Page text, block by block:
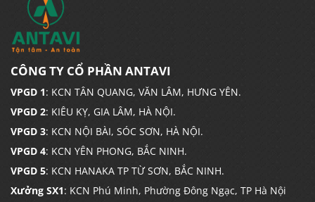
CÔNG TY CỔ PHẦN ANTAVI
VPGD 1: KCN TÂN QUANG, VĂN LÂM, HƯNG YÊN.
VPGD 2: KIÊU KỴ, GIA LÂM, HÀ NỘI.
VPGD 3: KCN NỘI BÀI, SÓC SƠN, HÀ NỘI.
VPGD 4: KCN YÊN PHONG, BẮC NINH.
VPGD 5: KCN HANAKA TP TỪ SƠN, BẮC NINH.
Xưởng SX1: KCN Phú Minh, Phường Đông Ngạc, TP Hà Nội